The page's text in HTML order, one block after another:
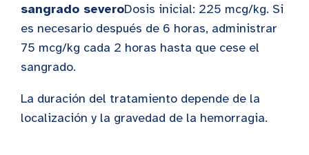
sangrado severoDosis inicial: 225 mcg/kg. Si
es necesario después de 6 horas, administrar
75 mcg/kg cada 2 horas hasta que cese el
sangrado.
La duración del tratamiento depende de la
localización y la gravedad de la hemorragia.